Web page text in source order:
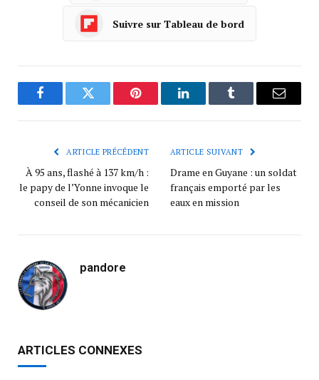
Suivre sur Tableau de bord
FacebookTwitter Pinterest LinkedInTumblr
ARTICLE PRÉCÉDENT
À 95 ans, flashé à 137 km/h :
le papy de l’Yonne invoque le
conseil de son mécanicien
ARTICLE SUIVANT
Drame en Guyane : un soldat
français emporté par les
eaux en mission
pandore
ARTICLES CONNEXES